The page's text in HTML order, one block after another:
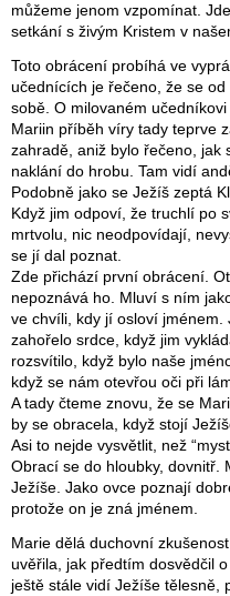
můžeme jenom vzpomínat.
setkání s živým Kristem v
Toto obrácení probíhá ve
učednících je řečeno, že se
sobě. O milovaném
Mariin příběh víry tady teprve
zahradě, aniž bylo řečeno, jak
naklání do hrobu. Tam vidí
Podobně jako se Ježíš zeptá
Když jim odpoví, že truchlí po
mrtvolu, nic neodpovídají,
se jí dal poznat.
Zde přichází první obrácení.
nepoznává ho. Mluví s ním
ve chvíli, kdy jí osloví
zahořelo srdce, když jim
rozsvítilo, když bylo naše
když se nám otevřou oči při
A tady čteme znovu, že se
by se obracela, když stojí
Asi to nejde vysvětlit, než
Obrací se do hloubky, dovnitř.
Ježíše. Jako ovce poznají
protože on je zná jménem.
Marie dělá duchovní
uvěřila, jak předtím dosvědčil
ještě stále vidí Ježíše tělesně,